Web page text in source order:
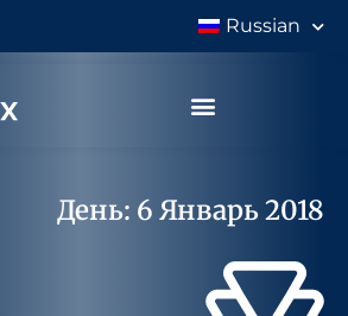
Russian
День: 6 Январь 2018